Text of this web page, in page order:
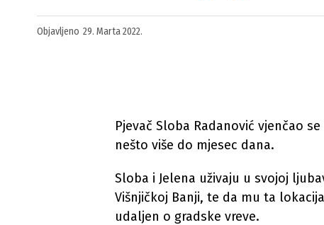
Objavljeno 29. Marta 2022.
Pjevač Sloba Radanović vjenčao
nešto više do mjesec dana.
Sloba i Jelena uživaju u svojoj
Višnjičkoj Banji, te da mu ta
udaljen o gradske vreve.